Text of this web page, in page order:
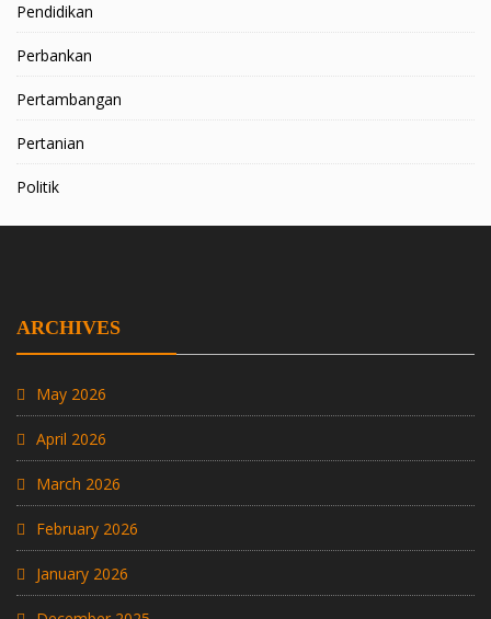
Pendidikan
Perbankan
Pertambangan
Pertanian
Politik
ARCHIVES
May 2026
April 2026
March 2026
February 2026
January 2026